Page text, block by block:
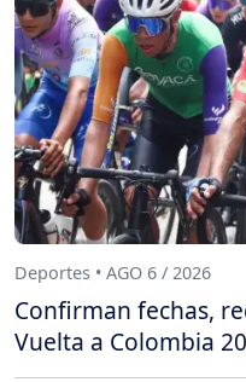
Deportes • AGO 6 / 2026
Confirman fechas,
Vuelta a Colombia